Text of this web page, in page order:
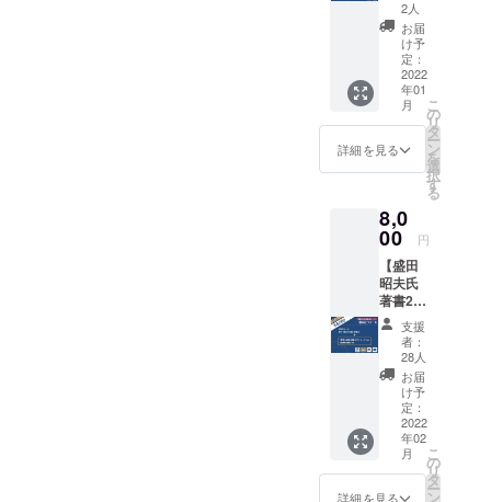
わかる者と
して、同じ
悩みを持つ
方々の声を
聞きながら
「この本を
もう一度世
い！」とい
う想いに応
え、求めて
いる人の元
に届ける。
何気なく手
にとった本
が、その人
の人生を変
える本にな
るかもしれ
ポスト
カード
コース
★ お礼
のメー
ル（1
通）
★「新
実力主
義」語
ド（1
枚）
■『新実
力主
義』の
中に書
かれた
印象的
な文章
をピッ
クアッ
プし、
今回の
ために
クリエ
イター
さんか
2人
お届
け予
定：
2022
年01
月
詳細を見る
こ
の
リ
タ
ー
ン
を
選
択
す
る
8,0
00 円
【盛田
昭夫氏
著書2冊
セッ
ト！】
読み比
べコー
ス ★ お
礼の
メール
（1通）
★「新
実力主
義」語
支援
者：
28人
お届
け予
定：
2022
年02
月
詳細を見る
こ
の
リ
タ
ー
ン